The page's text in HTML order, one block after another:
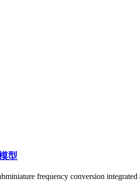
型
frequency conversion